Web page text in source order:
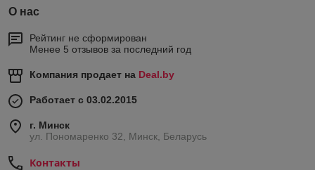
О нас
Рейтинг не сформирован
Менее 5 отзывов за последний год
Компания продает на Deal.by
Работает с 03.02.2015
г. Минск
ул. Пономаренко 32, Минск, Беларусь
Контакты